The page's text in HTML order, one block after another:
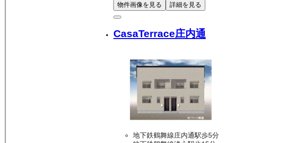
物件画像を見る 詳細を見る
CasaTerrace庄内通
地下鉄鶴舞線庄内通駅歩5分